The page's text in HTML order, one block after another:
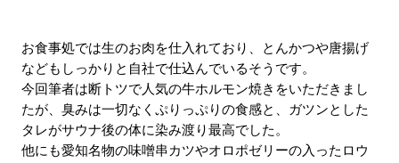
お食事処では生のお肉を仕入れており、とんかつや唐揚げ
などもしっかりと自社で仕込んでいるそうです。
今回筆者は断トツで人気の牛ホルモン焼きをいただきまし
たが、臭みは一切なくぷりっぷりの食感と、ガツンとした
タレがサウナ後の体に染み渡り最高でした。
他にも愛知名物の味噌串カツやオロポゼリーの入ったロウ